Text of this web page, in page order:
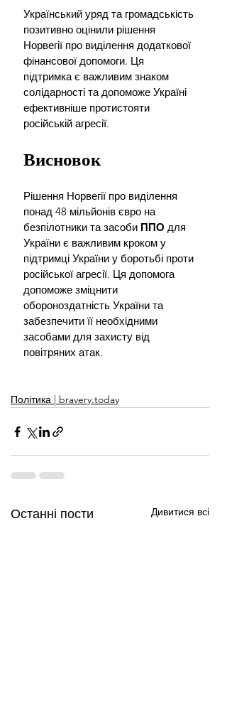
Український уряд та громадськість
позитивно оцінили рішення
Норвегії про виділення додаткової
фінансової допомоги. Ця
підтримка є важливим знаком
солідарності та допоможе Україні
ефективніше протистояти
російській агресії.
Висновок
Рішення Норвегії про виділення
понад 48 мільйонів євро на
безпілотники та засоби ППО для
України є важливим кроком у
підтримці України у боротьбі проти
російської агресії. Ця допомога
допоможе зміцнити
обороноздатність України та
забезпечити її необхідними
засобами для захисту від
повітряних атак.
Політика | bravery.today
Останні пости Дивитися всі